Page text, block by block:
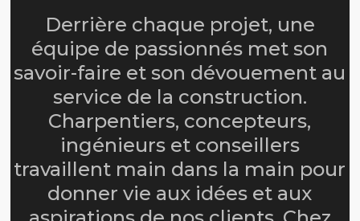
Derrière chaque projet, une
équipe de passionnés met son
savoir-faire et son dévouement au
service de la construction.
Charpentiers, concepteurs,
ingénieurs et conseillers
travaillent main dans la main pour
donner vie aux idées et aux